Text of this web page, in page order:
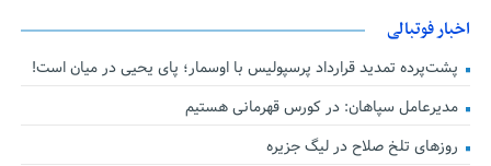
اخبار فوتبالی
پشت‌پرده تمدید قرارداد پرسپولیس با اوسمار؛ پای یحیی در میان است!
مدیرعامل سپاهان: در کورس قهرمانی هستیم
روزهای تلخ صلاح در لیگ جزیره